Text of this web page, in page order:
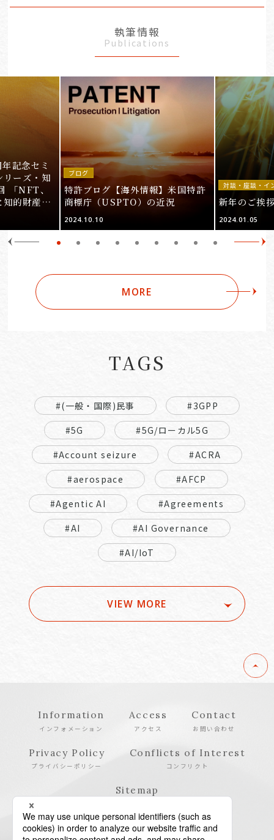
執筆情報
Publications
記念セミ
リーズ・知
「NFT、
知的財産
ブログ
特許ブログ【海外情報】米国特許
商標庁（USPTO）の近況
2024.10.10
対談・座談・イ
新年のご挨
2024.01.05
MORE
TAGS
#(一般・国際)民事
#3GPP
#5G
#5G/ローカル5G
#Account seizure
#ACRA
#aerospace
#AFCP
#Agentic AI
#Agreements
#AI
#AI Governance
#AI/IoT
VIEW MORE
Information
インフォメーション
Access
アクセス
Contact
お問い合わせ
Privacy Policy
プライバシーポリシー
Conflicts of Interest
コンフリクト
Sitemap